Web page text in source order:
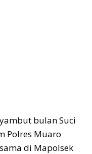
bulan Suci
Polres Muaro
di Mapolsek